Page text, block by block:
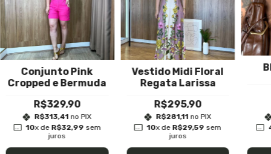
Conjunto Pink
Cropped e Bermuda
R$329,90
R$313,41 no PIX
10x de R$32,99 sem
juros
Vestido Midi Floral
Regata Larissa
R$295,90
R$281,11 no PIX
10x de R$29,59 sem
juros